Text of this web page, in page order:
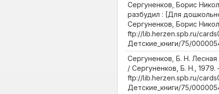
Сергуненков, Борис
разбудил : [Для
Сергуненков, Борис
ftp://lib.herzen.spb.ru/
Детские_книги/75/
Сергуненков, Б. Н.
/ Сергуненков, Б. Н., 1979.
ftp://lib.herzen.spb.ru/
Детские_книги/75/